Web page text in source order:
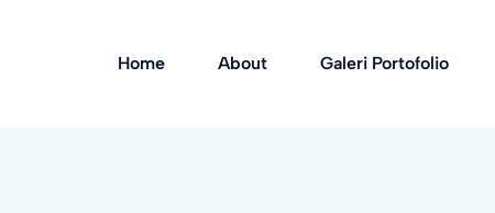
Home About Galeri Portofolio